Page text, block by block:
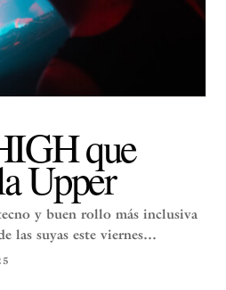
que
Upper
y buen rollo más inclusiva
las suyas este viernes…